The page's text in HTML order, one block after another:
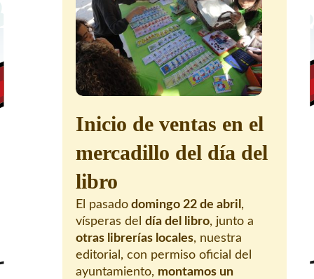
Contacto
Inicio de ventas en el
mercadillo del día del
libro
El pasado domingo 22 de abril ,
vísperas del día del libro, junto a
otras librerías locales, nuestra
editorial, con permiso oficial del
ayuntamiento, montamos un